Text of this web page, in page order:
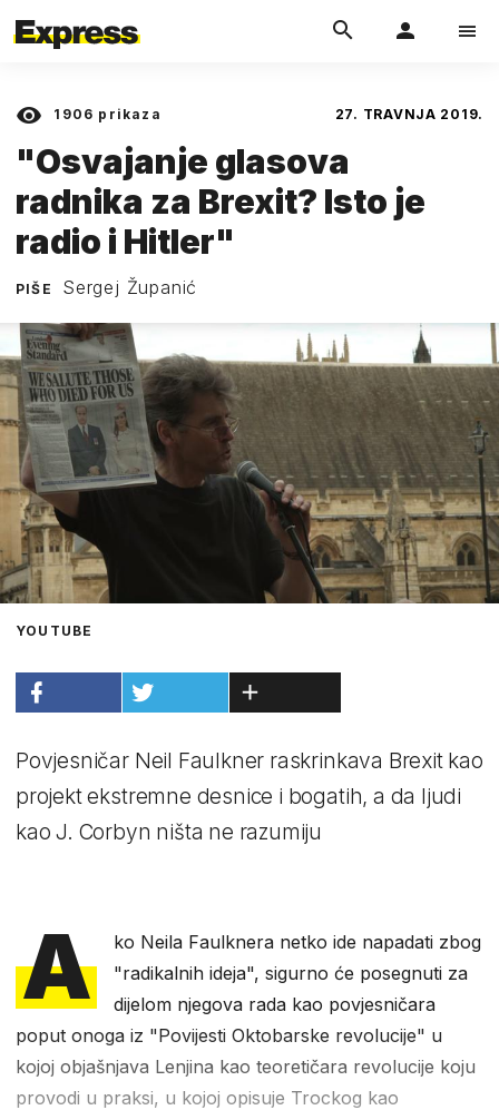
1906 prikaza 27. TRAVNJA 2019.
"Osvajanje glasova
radnika za Brexit? Isto je
radio i Hitler"
PIŠE Sergej Županić
YOUTUBE
Povjesničar Neil Faulkner raskrinkava Brexit kao
projekt ekstremne desnice i bogatih, a da ljudi
kao J. Corbyn ništa ne razumiju
A
ko Neila Faulknera netko ide napadati zbog
"radikalnih ideja", sigurno će posegnuti za
dijelom njegova rada kao povjesničara
poput onoga iz "Povijesti Oktobarske revolucije" u
kojoj objašnjava Lenjina kao teoretičara revolucije koju
provodi u praksi, u kojoj opisuje Trockog kao